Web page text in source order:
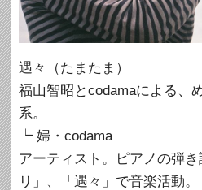
遇々（たまたま）
福山智昭とcodamaによる、
系。
┕ 婦・codama
アーティスト。ピアノの弾
リ」、「遇々」で音楽活動。